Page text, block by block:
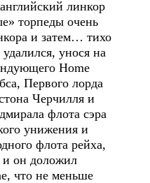
линкор
торпеды очень
и затем… тихо
унося на
Home
Первого лорда
Черчилля и
флота сэра
унижения и
флота рейха,
и он доложил
что не меньше